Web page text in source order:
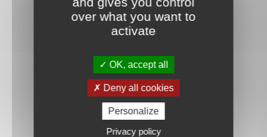
over what you want to
activate
OK, accept all
Deny all cookies
Personalize
Privacy policy